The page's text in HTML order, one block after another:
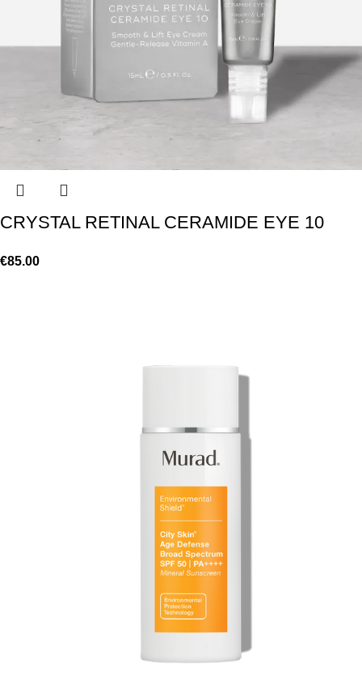
CRYSTAL RETINAL CERAMIDE EYE 10
€85.00